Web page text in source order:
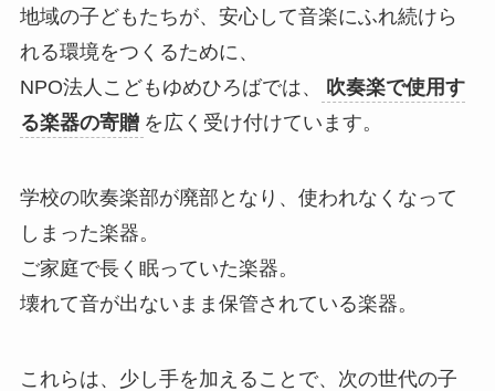
地域の子どもたちが、安心して音楽にふれ続けら
れる環境をつくるために、
NPO法人こどもゆめひろばでは、
吹奏楽で使用す
る楽器の寄贈 を広く受け付けています。
学校の吹奏楽部が廃部となり、使われなくなって
しまった楽器。
ご家庭で長く眠っていた楽器。
壊れて音が出ないまま保管されている楽器。
これらは、少し手を加えることで、次の世代の子